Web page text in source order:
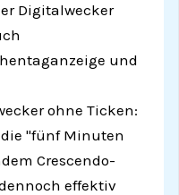
Digitalwecker
und
ohne Ticken:
"fünf Minuten
Crescendo-
effektiv